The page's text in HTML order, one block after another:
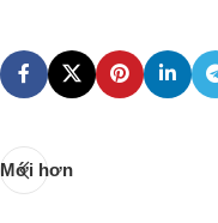
Mới hơn